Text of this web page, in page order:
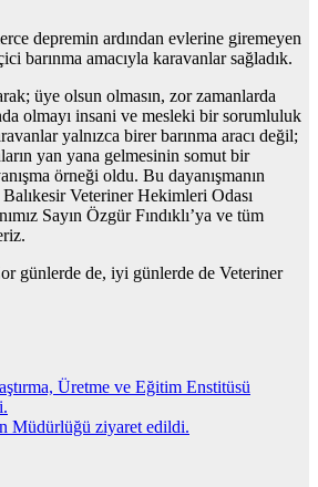
depremin ardından evlerine giremeyen
barınma amacıyla karavanlar sağladık.
üye olsun olmasın, zor zamanlarda
olmayı insani ve mesleki bir sorumluluk
yalnızca birer barınma aracı değil;
yan yana gelmesinin somut bir
örneği oldu. Bu dayanışmanın
Veteriner Hekimleri Odası
Sayın Özgür Fındıklı’ya ve tüm
günlerde de, iyi günlerde de Veteriner
Üretme ve Eğitim Enstitüsü
Müdürlüğü ziyaret edildi.